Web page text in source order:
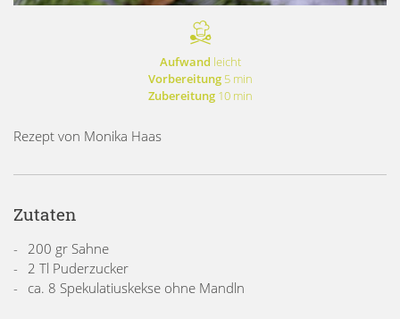
Aufwand leicht
Vorbereitung5 min
Zubereitung10 min
Rezept von Monika Haas
Zutaten
200 gr Sahne
2 Tl Puderzucker
ca. 8 Spekulatiuskekse ohne Mandln